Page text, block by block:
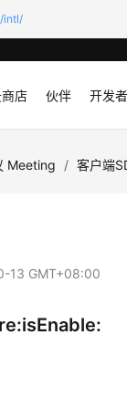
intl/
店 伙伴 开发者
Meeting / 客户端
13 GMT+08:00